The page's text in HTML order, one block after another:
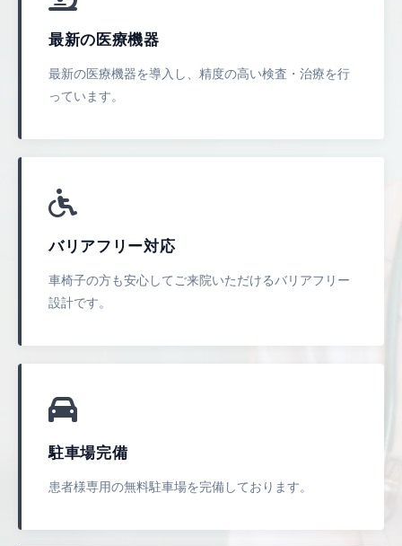
最新の医療機器
最新の医療機器を導入し、精度の高い検査・治療を行
っています。
バリアフリー対応
車椅子の方も安心してご来院いただけるバリアフリー
設計です。
駐車場完備
患者様専用の無料駐車場を完備しております。